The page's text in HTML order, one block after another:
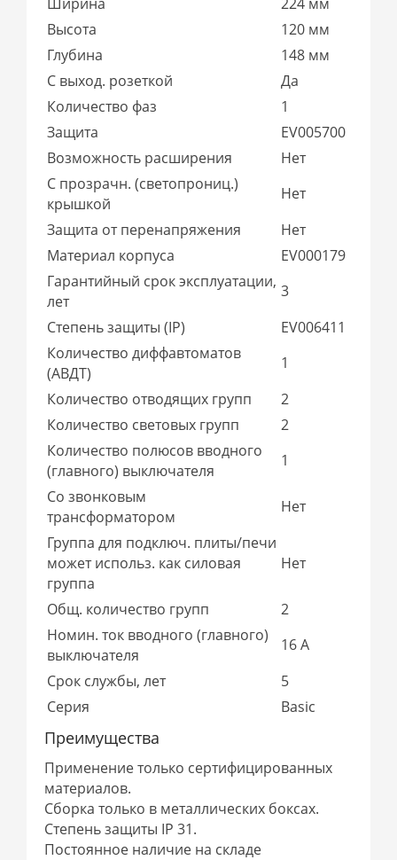
Высота
120 мм
Глубина
148 мм
С выход. розеткой
Да
Количество фаз
1
Защита
EV005700
Возможность расширения
Нет
С прозрачн. (светопрониц.)
крышкой
Нет
Защита от перенапряжения
Нет
Материал корпуса
EV000179
Гарантийный срок эксплуатации,
лет
3
Степень защиты (IP)
EV006411
Количество диффавтоматов
(АВДТ)
1
Количество отводящих групп
2
Количество световых групп
2
Количество полюсов вводного
(главного) выключателя
1
Со звонковым
трансформатором
Нет
Группа для подключ. плиты/печи
может использ. как силовая
группа
Нет
Общ. количество групп
2
Номин. ток вводного (главного)
выключателя
16 А
Срок службы, лет
5
Серия
Basic
Преимущества
Применение только сертифицированных
материалов.
Сборка только в металлических боксах.
Степень защиты IP 31.
Постоянное наличие на складе